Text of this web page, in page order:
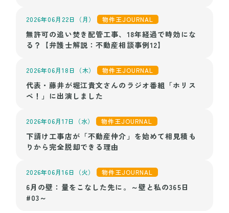
2026年06月22日（月） 物件王JOURNAL
無許可の追い焚き配管工事、18年経過で時効にな
る？【弁護士解説：不動産相談事例12】
2026年06月18日（木） 物件王JOURNAL
代表・藤井が堀江貴文さんのラジオ番組「ホリス
ペ！」に出演しました
2026年06月17日（水） 物件王JOURNAL
下請け工事店が「不動産仲介」を始めて相見積も
りから完全脱却できる理由
2026年06月16日（火） 物件王JOURNAL
6月の壁：量をこなした先に。～壁と私の365日
#03～